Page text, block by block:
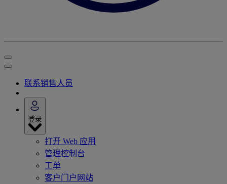
联系销售人员
登录
打开 Web 应用
管理控制台
工单
客户门户网站